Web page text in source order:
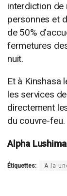
interdiction de
personnes et
de 50%
fermetures
nuit.
Et à Kinshasa
les services
directement
du couvre-feu.
Alpha
Étiquettes: A la